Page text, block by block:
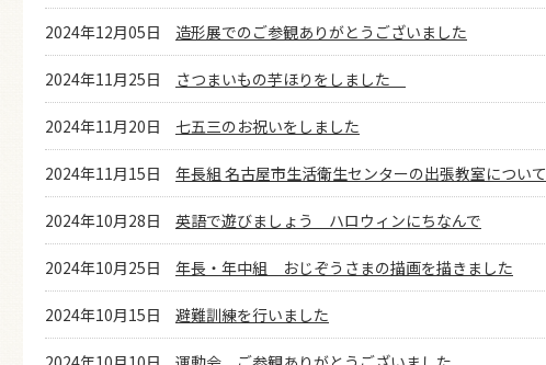
2024年12月05日 造形展でのご参観ありがとうございました
2024年11月25日 さつまいもの芋ほりをしました
2024年11月20日 七五三のお祝いをしました
2024年11月15日 年長組 名古屋市生活衛生センターの出張教室について
2024年10月28日 英語で遊びましょう ハロウィンにちなんで
2024年10月25日 年長・年中組 おじぞうさまの描画を描きました
2024年10月15日 避難訓練を行いました